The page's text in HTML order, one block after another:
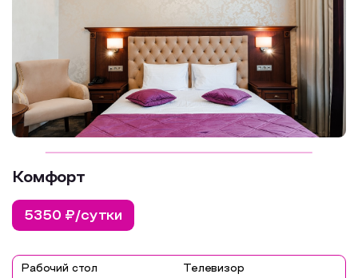
Комфорт
5350 ₽/сутки
Рабочий стол Телевизор